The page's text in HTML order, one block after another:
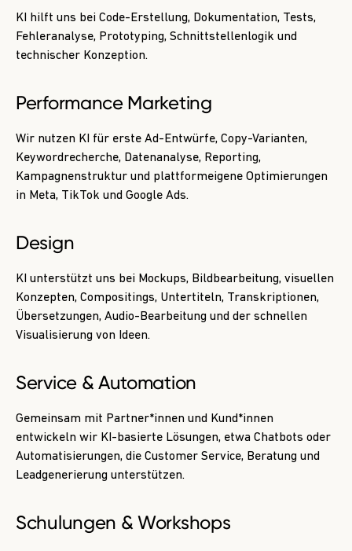
KI hilft uns bei Code-Erstellung, Dokumentation, Tests,
Fehleranalyse, Prototyping, Schnittstellenlogik und
technischer Konzeption.
Performance Marketing
Wir nutzen KI für erste Ad-Entwürfe, Copy-Varianten,
Keywordrecherche, Datenanalyse, Reporting,
Kampagnenstruktur und plattformeigene Optimierungen
in Meta, TikTok und Google Ads.
Design
KI unterstützt uns bei Mockups, Bildbearbeitung, visuellen
Konzepten, Compositings, Untertiteln, Transkriptionen,
Übersetzungen, Audio-Bearbeitung und der schnellen
Visualisierung von Ideen.
Service & Automation
Gemeinsam mit Partner*innen und Kund*innen
entwickeln wir KI-basierte Lösungen, etwa Chatbots oder
Automatisierungen, die Customer Service, Beratung und
Leadgenerierung unterstützen.
Schulungen & Workshops